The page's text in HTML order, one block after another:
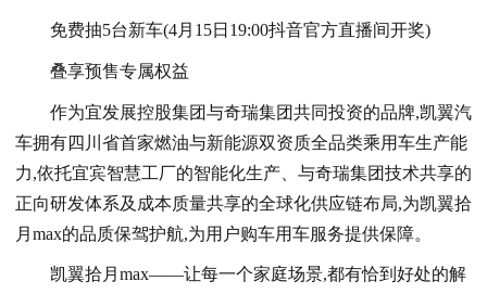
免费抽5台新车(4月15日19:00抖音官方直播间开奖)
叠享预售专属权益
作为宜发展控股集团与奇瑞集团共同投资的品牌,凯翼汽
车拥有四川省首家燃油与新能源双资质全品类乘用车生产能
力,依托宜宾智慧工厂的智能化生产、与奇瑞集团技术共享的
正向研发体系及成本质量共享的全球化供应链布局,为凯翼拾
月max的品质保驾护航,为用户购车用车服务提供保障。
凯翼拾月max——让每一个家庭场景,都有恰到好处的解